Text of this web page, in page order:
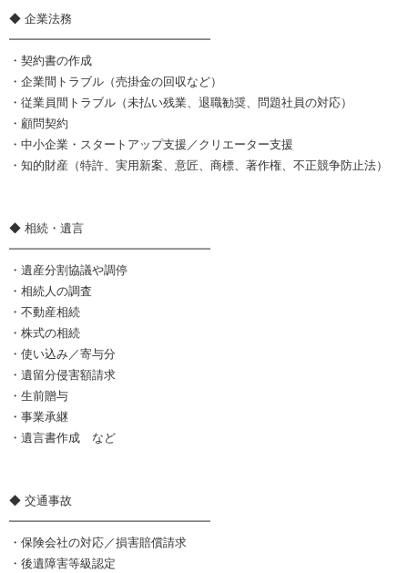
◆ 企業法務
━━━━━━━━━━━━━━━━━
・契約書の作成
・企業間トラブル（売掛金の回収など）
・従業員間トラブル（未払い残業、退職勧奨、問題社員の対応）
・顧問契約
・中小企業・スタートアップ支援／クリエーター支援
・知的財産（特許、実用新案、意匠、商標、著作権、不正競争防止法）
◆ 相続・遺言
━━━━━━━━━━━━━━━━━
・遺産分割協議や調停
・相続人の調査
・不動産相続
・株式の相続
・使い込み／寄与分
・遺留分侵害額請求
・生前贈与
・事業承継
・遺言書作成 など
◆ 交通事故
━━━━━━━━━━━━━━━━━
・保険会社の対応／損害賠償請求
・後遺障害等級認定